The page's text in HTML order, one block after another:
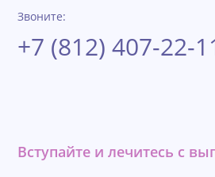
Звоните:
+7 (812) 407-22-
Вступайте и лечитесь с